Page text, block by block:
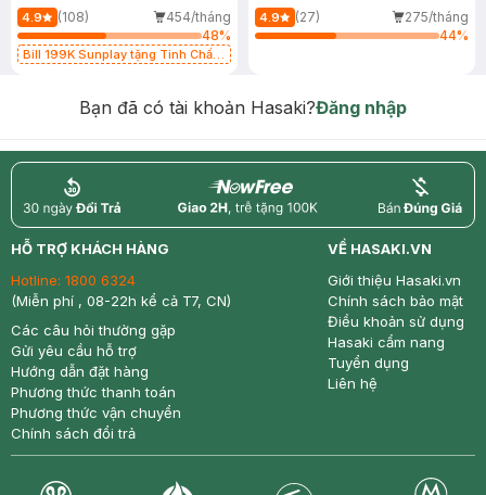
4.9 (108)
454/tháng
48%
Bill 199K Sunplay tặng Tinh Chất
4.9 (27)
275/tháng
44%
Bạn đã có tài khoản Hasaki?Đăng nhập
return nowfree price
HỖ TRỢ KHÁCH HÀNG
Hotline: 1800 6324
(Miễn phí , 08-22h kể cả T7, CN)
Các câu hỏi thường gặp
Gửi yêu cầu hỗ trợ
Hướng dẫn đặt hàng
Phương thức thanh toán
Phương thức vận chuyển
Chính sách đổi trả
VỀ HASAKI.VN
Giới thiệu Hasaki.vn
Chính sách bảo mật
Điều khoản sử dụng
Hasaki cẩm nang
Tuyển dụng
Liên hệ